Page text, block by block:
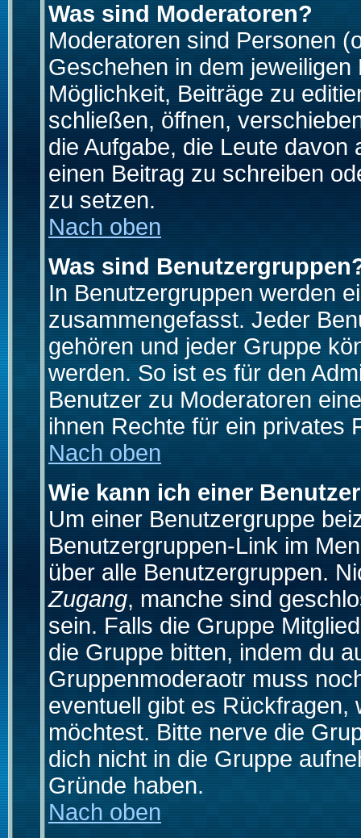
Was sind Moderatoren?
Moderatoren sind Personen
Geschehen in dem
Möglichkeit, Beiträge zu
schließen, öffnen,
die Aufgabe, die Leute
einen Beitrag zu schreiben
zu setzen.
Nach oben
Was sind
In Benutzergruppen werden
zusammengefasst. Jeder
gehören und jeder Gruppe
werden. So ist es für den
Benutzer zu Moderatoren
ihnen Rechte für ein privates
Nach oben
Wie kann ich einer
Um einer Benutzergruppe
Benutzergruppen-Link im
über alle Benutzergruppen.
Zugang, manche sind
sein. Falls die Gruppe
die Gruppe bitten, indem du
Gruppenmoderaotr muss
eventuell gibt es
möchtest. Bitte nerve die
dich nicht in die Gruppe
Gründe haben.
Nach oben